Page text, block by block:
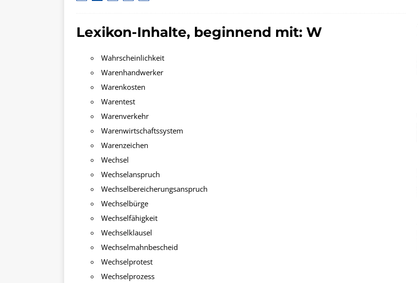
Lexikon-Inhalte, beginnend mit: W
Wahrscheinlichkeit
Warenhandwerker
Warenkosten
Warentest
Warenverkehr
Warenwirtschaftssystem
Warenzeichen
Wechsel
Wechselanspruch
Wechselbereicherungsanspruch
Wechselbürge
Wechselfähigkeit
Wechselklausel
Wechselmahnbescheid
Wechselprotest
Wechselprozess